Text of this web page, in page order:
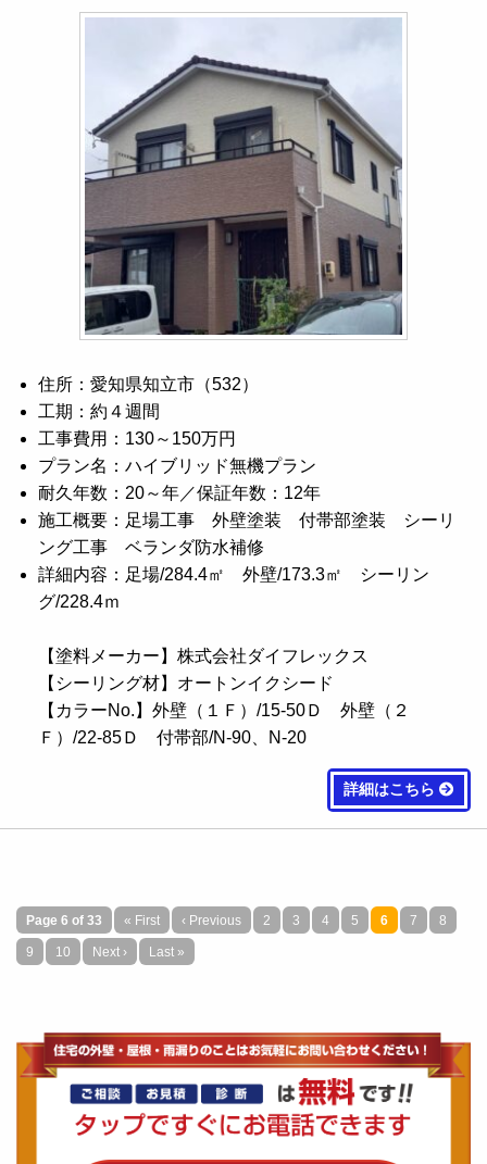
住所：愛知県知立市（532）
工期：約４週間
工事費用：130～150万円
プラン名：ハイブリッド無機プラン
耐久年数：20～年／保証年数：12年
施工概要：足場工事 外壁塗装 付帯部塗装 シーリ
ング工事 ベランダ防水補修
詳細内容：足場/284.4㎡ 外壁/173.3㎡ シーリン
グ/228.4ｍ
【塗料メーカー】株式会社ダイフレックス
【シーリング材】オートンイクシード
【カラーNo.】外壁（１Ｆ）/15-50Ｄ 外壁（２
Ｆ）/22-85Ｄ 付帯部/N-90、N-20
詳細はこちら
Page 6 of 33 « First ‹ Previous 2 3 4 5 6 7 8
9 10 Next › Last »